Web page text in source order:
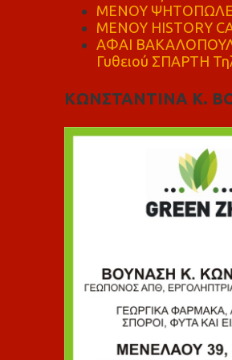
ΜΕΝΟΥ
ΜΕΝΟΥ HISTORY
ΑΦΑΙ
Γυθειού ΣΠΑΡΤΗ
ΚΩΝΣΤΑΝΤΙΝΑ Κ.